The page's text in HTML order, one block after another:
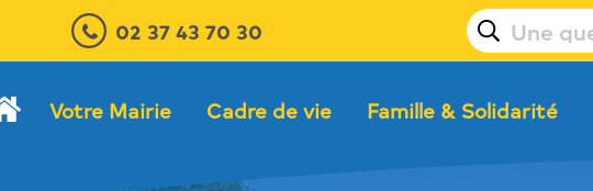
02 37 43 70 30
Votre Mairie Cadre de vie Famille & Solidarité